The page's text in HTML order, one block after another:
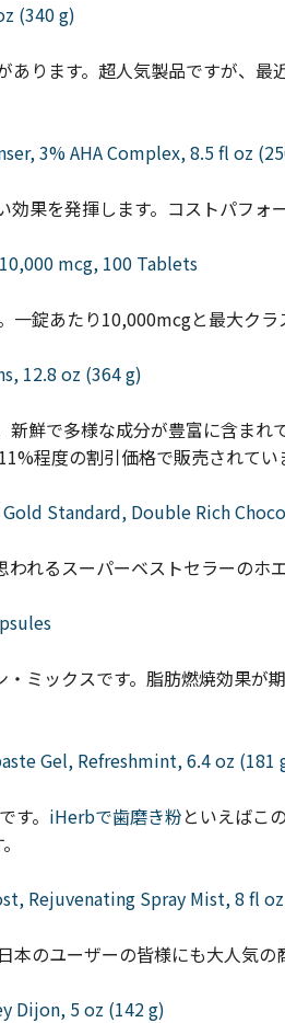
(340 g)
ります。超人気製品ですが、最
3% AHA Complex, 8.5 fl oz
果を発揮します。コストパフォ
mcg, 100 Tablets
錠あたり10,000mcgと最大クラ
12.8 oz (364 g)
新鮮で多様な成分が豊富に含まれ
程度の割引価格で販売されてい
Standard, Double Rich
るスーパーベストセラーのホエ
ミックスです。脂肪燃焼効果が
Gel, Refreshmint, 6.4 oz (181
。 iHerbで歯磨き粉といえばこ
Rejuvenating Spray Mist, 8 fl oz
のユーザーの皆様にも大人気の
Dijon, 5 oz (142 g)